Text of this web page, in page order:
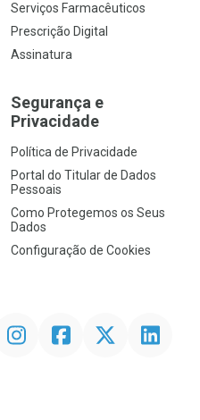
Serviços Farmacêuticos
Prescrição Digital
Assinatura
Segurança e
Privacidade
Política de Privacidade
Portal do Titular de Dados
Pessoais
Como Protegemos os Seus
Dados
Configuração de Cookies
InstagramFacebookTwitter Linkedin